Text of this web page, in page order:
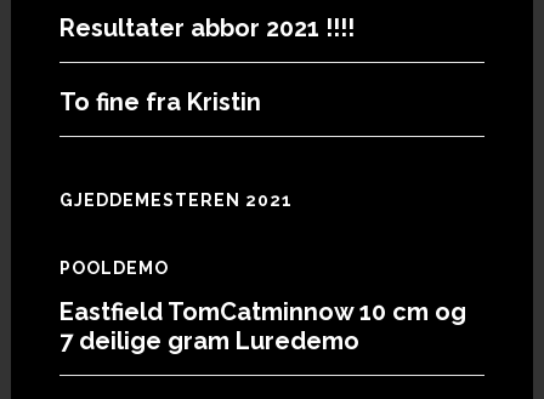
Resultater abbor 2021 !!!!
To fine fra Kristin
GJEDDEMESTEREN 2021
POOLDEMO
Eastfield TomCatminnow 10 cm og
7 deilige gram Luredemo